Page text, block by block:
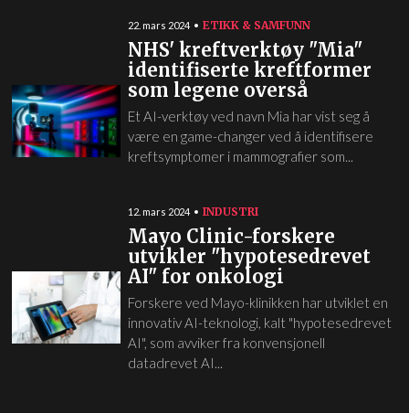
22. mars 2024 ETIKK & SAMFUNN
NHS' kreftverktøy "Mia"
identifiserte kreftformer
som legene overså
Et AI-verktøy ved navn Mia har vist seg å
være en game-changer ved å identifisere
kreftsymptomer i mammografier som...
12. mars 2024 INDUSTRI
Mayo Clinic-forskere
utvikler "hypotesedrevet
AI" for onkologi
Forskere ved Mayo-klinikken har utviklet en
innovativ AI-teknologi, kalt "hypotesedrevet
AI", som avviker fra konvensjonell
datadrevet AI...